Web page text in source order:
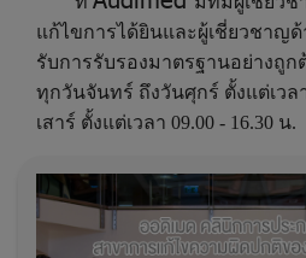
แก้ไขการได้ยินและผู้เชี่ยวชาญด้
รับการรับรองมาตรฐานอย่างถูก
ทุกวันจันทร์ ถึงวันศุกร์ ตั้งแต่เวล
เสาร์ ตั้งแต่เวลา 09.00 - 16.30 น.